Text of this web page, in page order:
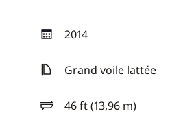
2014
année
Grand voile lattée
46 ft (13,96 m)
longueur